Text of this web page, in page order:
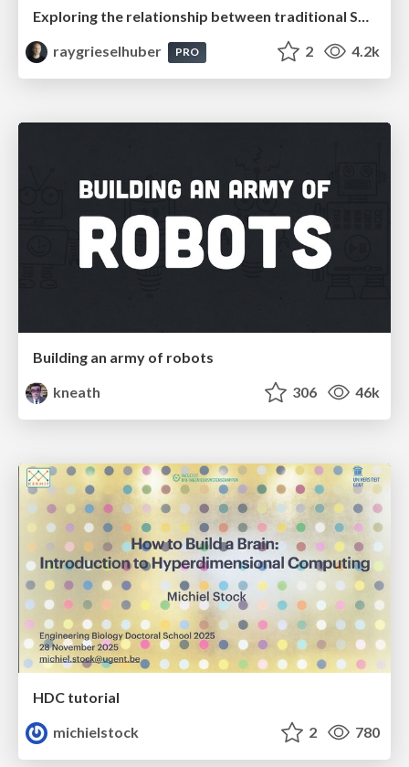
Exploring the relationship between traditional SERPs and Gen AI search
raygrieselhuber
PRO 2 4.2k
Building an army of robots
kneath
306 46k
HDC tutorial
michielstock
2 780